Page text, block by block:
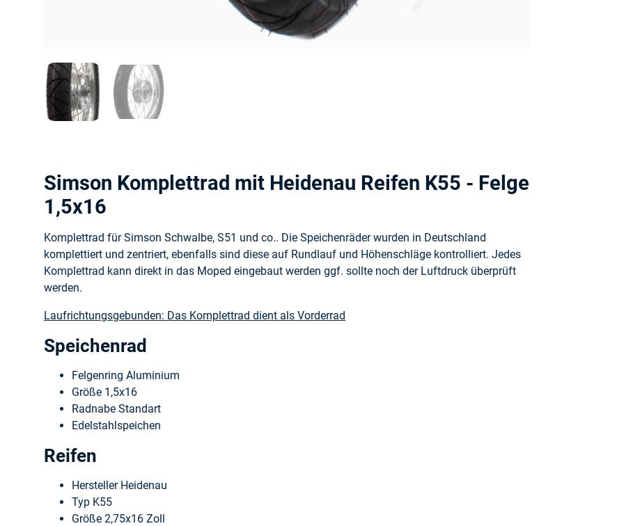
Simson Komplettrad mit Heidenau Reifen K55 - Felge
1,5x16
Komplettrad für Simson Schwalbe, S51 und co.. Die Speichenräder wurden in Deutschland
komplettiert und zentriert, ebenfalls sind diese auf Rundlauf und Höhenschläge kontrolliert. Jedes
Komplettrad kann direkt in das Moped eingebaut werden ggf. sollte noch der Luftdruck überprüft
werden.
Laufrichtungsgebunden: Das Komplettrad dient als Vorderrad
Speichenrad
Felgenring Aluminium
Größe 1,5x16
Radnabe Standart
Edelstahlspeichen
Reifen
Hersteller Heidenau
Typ K55
Größe 2,75x16 Zoll